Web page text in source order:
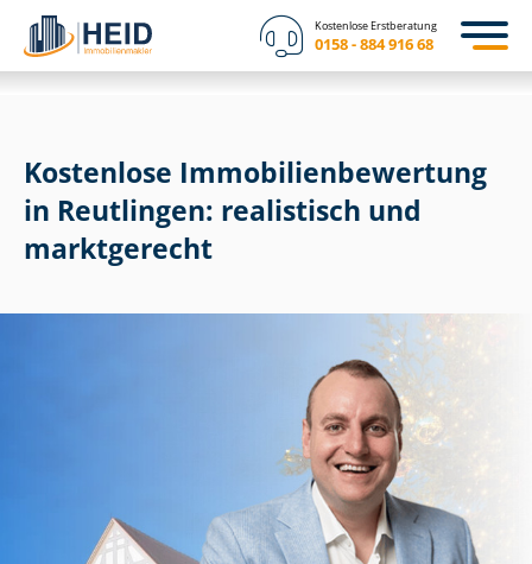
Kostenlose Erstberatung
0158 - 884 916 68
Kostenlose Im­mo­bi­li­en­be­wer­tung
in Reutlingen: realistisch und
marktgerecht